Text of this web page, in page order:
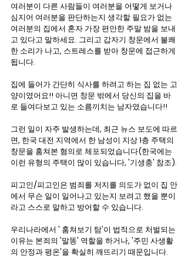
여러분이 다른 사람들이 여러분을 어떻게 보거나
심지어 여러분을 판단하는지 생각할 필요가 없는
여러분의 집에서 혼자 가장 편안한 주말 밤을 보내
고 있다고 말하세요. 그리고 갑자기 창문에서 불쾌
한 소리가 나고, 스트레스를 받아 창문에 접근하게
됩니다.
집에 들어가 간단히 식사를 하려고 하는 집 없는 고
양이였어요!! 아니면 창문 밖에서 당신의 집을 바
로 들여다보고 있는 소름끼치는 남자였습니다!!
그런 일이 자주 발생하는데, 최근 뉴스 보도에 따르
면, 한국 대전 지역에서 한 남성이 지상 1층 주택의
창문을 훔쳐본 혐의로 체포되었습니다(한국에는
이런 유형의 주택이 많이 있습니다, '기생충' 참조).
피고인/피고인은 범죄를 저지를 의도가 없이 집 안
에서 무슨 일이 일어나고 있는지 보려고 했을 뿐이
라고 스스로 말하고 방어할 수 있습니다.
우리나라에서 ' 훔쳐보기 탐'이 법적으로 처벌되는
이유는 본죄의 '말똥' 역할을 하거나, '주민 사생활
의 안정과 평온'을 확실히 깨뜨리기 때문입니다.